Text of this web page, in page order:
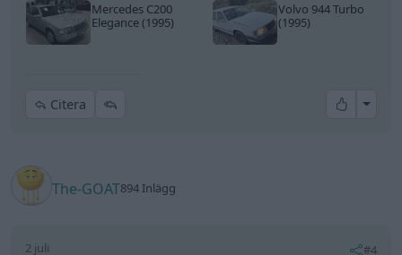
Mercedes C200
Elegance (1995)
Volvo 944 Turbo
(1995)
Citera All
The-GOAT894 Inlägg
2 juli #4